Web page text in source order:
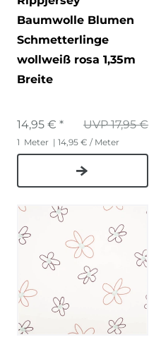
Baumwolle Blumen
Schmetterlinge
wollweiß rosa 1,35m
Breite
UVP 17,95 €
14,95 € *
1 Meter | 14,95 € / Meter